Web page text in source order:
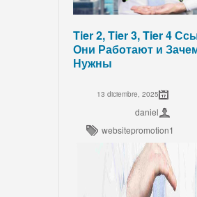
Tier 2, Tier 3, Tier 4
Они Работают и
Нужны
13 diciembre, 2025
daniel
websitepromotion1